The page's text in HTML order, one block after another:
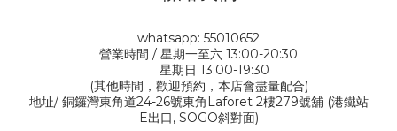
whatsapp: 55010652
營業時間 / 星期一至六 13:00-20:30
星期日 13:00-19:30
(其他時間，歡迎預約，本店會盡量配合)
地址/ 銅鑼灣東角道24-26號東角Laforet 2樓279號舖 (港鐵站
E出口, SOGO斜對面)